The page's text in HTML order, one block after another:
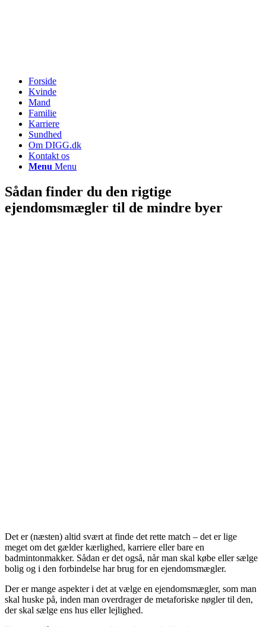
Forside
Kvinde
Mand
Familie
Karriere
Sundhed
Om DIGG.dk
Kontakt os
Menu Menu
Sådan finder du den rigtige
ejendomsmægler til de mindre byer
Det er (næsten) altid svært at finde det rette match – det er lige
meget om det gælder kærlighed, karriere eller bare en
badmintonmakker. Sådan er det også, når man skal købe eller sælge
bolig og i den forbindelse har brug for en ejendomsmægler.
Der er mange aspekter i det at vælge en ejendomsmægler, som man
skal huske på, inden man overdrager de metaforiske nøgler til den,
der skal sælge ens hus eller lejlighed.